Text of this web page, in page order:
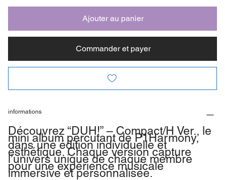
Ajouter au panier
Commander et payer
informations
Découvrez “DUH!” – Compact/H Ver., le
mini album percutant de P1Harmony,
dans une édition individuelle et
esthétique. Chaque version capture
l’univers unique de chaque membre
pour une expérience musicale
immersive et personnalisée.